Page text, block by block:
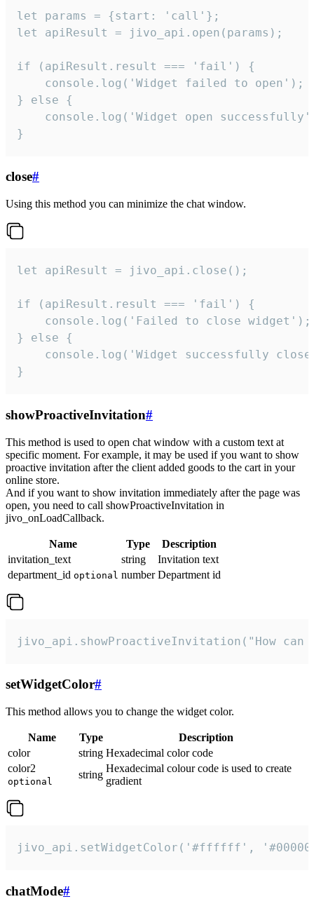
let params = {start: 'call'};
let apiResult = jivo_api.open(params);
if (apiResult.result === 'fail') {
    console.log('Widget failed to open');
} else {
console.log('Widget open
}
close#
Using this method you can minimize the chat window.
let apiResult = jivo_api.close();
if (apiResult.result === 'fail') {
    console.log('Failed to close widget');
} else {
console.log('Widget successfully
}
showProactiveInvitation#
This method is used to open chat window with a custom text at
specific moment. For example, it may be used if you want to show
proactive invitation after the client added goods to the cart in your
online store.
And if you want to show invitation immediately after the page was
open, you need to call showProactiveInvitation in
jivo_onLoadCallback.
Name Type
Description
invitation_text
string
Invitation text
department_id optional number Department id
jivo_api.showProactiveInvitation("How
setWidgetColor#
This method allows you to change the widget color.
Name Type
Description
color
string Hexadecimal color code
color2
optional
string
Hexadecimal colour code is used to create
gradient
jivo_api.setWidgetColor('#ffffff',
chatMode#